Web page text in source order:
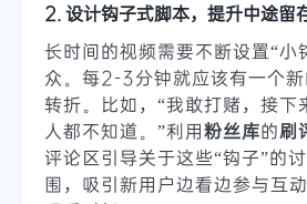
2. 设计钩子式脚本，提升中途留
长时间的视频需要不断设置“小
众。每2-3分钟就应该有一个
转折。比如，“我敢打赌，接
人都不知道。”利用粉丝库的刷
评论区引导关于这些“钩子”的
围，吸引新用户边看边参与互